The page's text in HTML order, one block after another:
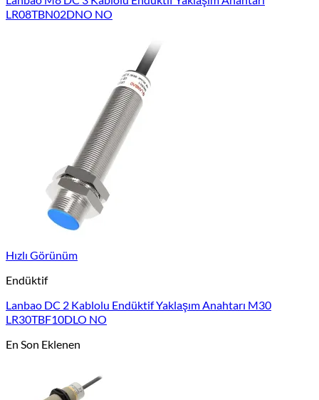
LR08TBN02DNO NO
Hızlı Görünüm
Endüktif
Lanbao DC 2 Kablolu Endüktif Yaklaşım Anahtarı M30
LR30TBF10DLO NO
En Son Eklenen